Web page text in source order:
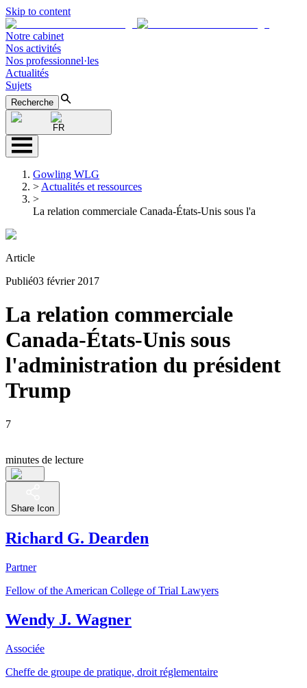
Skip to content
Notre cabinet
Nos activités
Nos professionnel·les
Actualités
Sujets
Recherche
FR
Gowling WLG
> Actualités et ressources
>
La relation commerciale Canada-États-Unis sous l'a
Article
Publié03 février 2017
La relation commerciale
Canada-États-Unis sous
l'administration du président
Trump
7
minutes de lecture
Share Icon
Richard G. Dearden
Partner
Fellow of the American College of Trial Lawyers
Wendy J. Wagner
Associée
Cheffe de groupe de pratique, droit réglementaire